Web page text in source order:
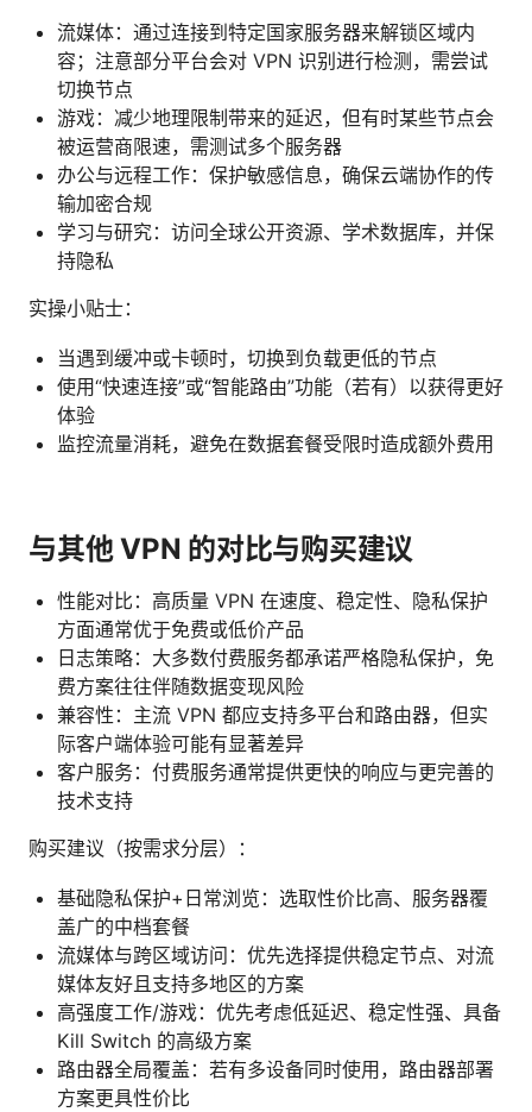
流媒体：通过连接到特定国家服务器来解锁区域内
容；注意部分平台会对 VPN 识别进行检测，需尝试
切换节点
游戏：减少地理限制带来的延迟，但有时某些节点会
被运营商限速，需测试多个服务器
办公与远程工作：保护敏感信息，确保云端协作的传
输加密合规
学习与研究：访问全球公开资源、学术数据库，并保
持隐私
实操小贴士：
当遇到缓冲或卡顿时，切换到负载更低的节点
使用“快速连接”或“智能路由”功能（若有）以获得更好
体验
监控流量消耗，避免在数据套餐受限时造成额外费用
与其他 VPN 的对比与购买建议
性能对比：高质量 VPN 在速度、稳定性、隐私保护
方面通常优于免费或低价产品
日志策略：大多数付费服务都承诺严格隐私保护，免
费方案往往伴随数据变现风险
兼容性：主流 VPN 都应支持多平台和路由器，但实
际客户端体验可能有显著差异
客户服务：付费服务通常提供更快的响应与更完善的
技术支持
购买建议（按需求分层）：
基础隐私保护+日常浏览：选取性价比高、服务器覆
盖广的中档套餐
流媒体与跨区域访问：优先选择提供稳定节点、对流
媒体友好且支持多地区的方案
高强度工作/游戏：优先考虑低延迟、稳定性强、具备
Kill Switch 的高级方案
路由器全局覆盖：若有多设备同时使用，路由器部署
方案更具性价比